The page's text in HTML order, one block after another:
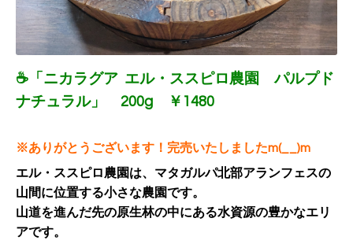
☕「ニカラグア エル・ススピロ農園 パルプド
ナチュラル」 200g ￥1480
※ありがとうございます！完売いたしましたm(__)m
エル・ススピロ農園は、マタガルパ北部アランフェスの
山間に位置する小さな農園です。
山道を進んだ先の原生林の中にある水資源の豊かなエリ
アです。